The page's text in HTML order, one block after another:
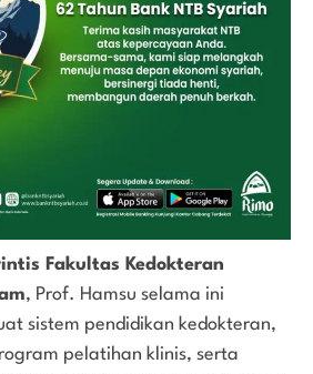
Fakultas Kedokteran
, Prof. Hamsu selama ini
sistem pendidikan kedokteran,
pelatihan klinis, serta